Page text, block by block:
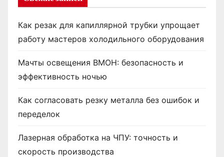
Как резак для капиллярной трубки упрощает
работу мастеров холодильного оборудования
Мачты освещения ВМОН: безопасность и
эффективность ночью
Как согласовать резку металла без ошибок и
переделок
Лазерная обработка на ЧПУ: точность и
скорость производства